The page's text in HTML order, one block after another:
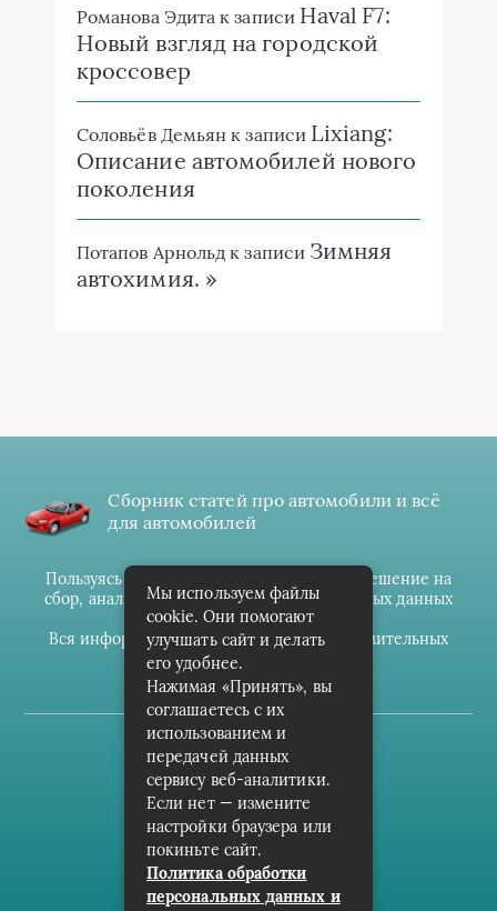
Романова Эдита к записи Haval F7:
Новый взгляд на городской
кроссовер
Соловьёв Демьян к записи Lixiang:
Описание автомобилей нового
поколения
Потапов Арнольд к записи Зимняя
автохимия. »
Сборник статей про автомобили и всё
для автомобилей
Пользуясь данным ресурсом вы даёте разрешение на
сбор, анализ и хранение своих персональных данных
согласноПравилам
Вся информация предоставлена в ознакомительных
целях.
(c) cpark-avto.ru
Карта сайта
О проекте
Архив
Мы используем файлы
cookie. Они помогают
улучшать сайт и делать
его удобнее.
Нажимая «Принять», вы
соглашаетесь с их
использованием и
передачей данных
сервису веб-аналитики.
Если нет — измените
настройки браузера или
покиньте сайт.
Политика обработки
персональных данных и